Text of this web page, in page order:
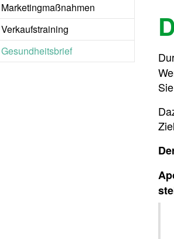
Marketingmaßnahmen
Verkaufstraining
Gesundheitsbrief